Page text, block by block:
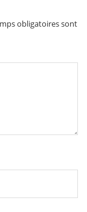
obligatoires sont